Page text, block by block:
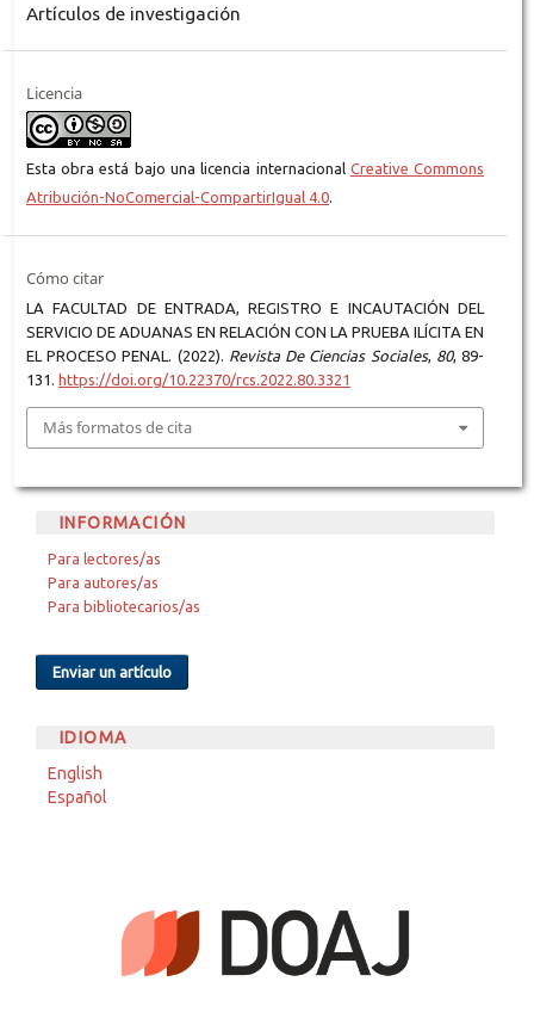
Artículos de investigación
Licencia
Esta obra está bajo una licencia internacional Creative Commons
Atribución-NoComercial-CompartirIgual 4.0.
Cómo citar
LA FACULTAD DE ENTRADA, REGISTRO E INCAUTACIÓN DEL
SERVICIO DE ADUANAS EN RELACIÓN CON LA PRUEBA ILÍCITA EN
EL PROCESO PENAL. (2022). Revista De Ciencias Sociales, 80, 89-
131. https://doi.org/10.22370/rcs.2022.80.3321
Más formatos de cita
INFORMACIÓN
Para lectores/as
Para autores/as
Para bibliotecarios/as
Enviar un artículo
IDIOMA
English
Español